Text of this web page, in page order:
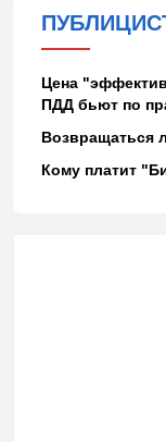
Цена
ПДД бьют по
Возвращаться
Кому платит